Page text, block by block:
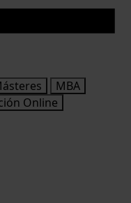
MBA
Online